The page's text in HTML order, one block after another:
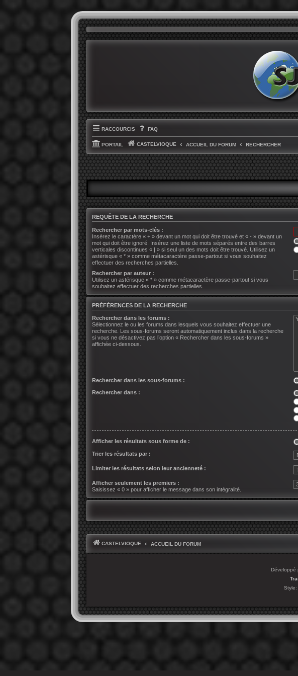
RACCOURCIS FAQ
PORTAIL CASTELVIOQUE ACCUEIL DU FORUM RECHERCHER
REQUÊTE DE LA RECHERCHE
Rechercher par mots-clés :
Insérez le caractère « + » devant un mot qui doit être trouvé et « - » devant un
mot qui doit être ignoré. Insérez une liste de mots séparés entre des barres
verticales discontinues « | » si seul un des mots doit être trouvé. Utilisez un
astérisque « * » comme métacaractère passe-partout si vous souhaitez
effectuer des recherches partielles.
Rechercher par auteur :
Utilisez un astérisque « * » comme métacaractère passe-partout si vous
souhaitez effectuer des recherches partielles.
PRÉFÉRENCES DE LA RECHERCHE
Rechercher dans les forums :
Sélectionnez le ou les forums dans lesquels vous souhaitez effectuer une
recherche. Les sous-forums seront automatiquement inclus dans la recherche
si vous ne désactivez pas l’option « Rechercher dans les sous-forums »
affichée ci-dessous.
Rechercher dans les sous-forums :
Rechercher dans :
Afficher les résultats sous forme de :
Trier les résultats par :
Limiter les résultats selon leur ancienneté :
Afficher seulement les premiers :
Saisissez « 0 » pour afficher le message dans son intégralité.
CASTELVIOQUE ACCUEIL DU FORUM
Développé
Style: